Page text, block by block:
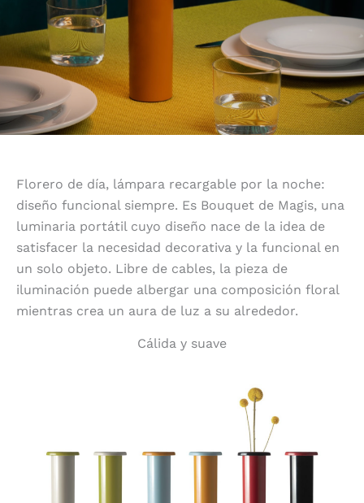
Florero de día, lámpara recargable por la noche:
diseño funcional siempre. Es Bouquet de Magis, una
luminaria portátil cuyo diseño nace de la idea de
satisfacer la necesidad decorativa y la funcional en
un solo objeto. Libre de cables, la pieza de
iluminación puede albergar una composición floral
mientras crea un aura de luz a su alrededor.
Cálida y suave